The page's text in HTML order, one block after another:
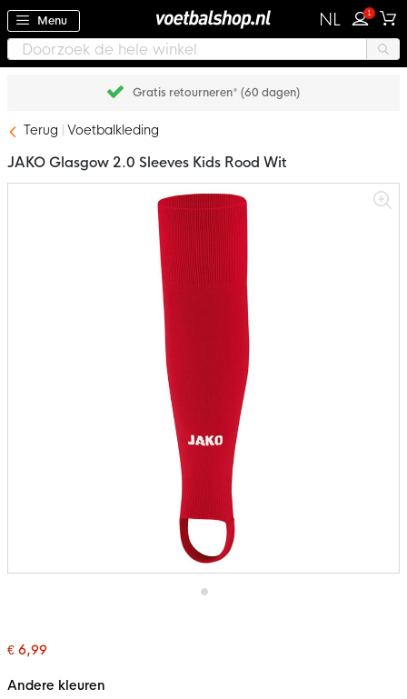
Menu NL 1
Gratis retourneren* (60 dagen)
Terug Voetbalkleding
begin
de
JAKO Glasgow 2.0 Sleeves Kids Rood Wit
€ 6,99
Andere kleuren